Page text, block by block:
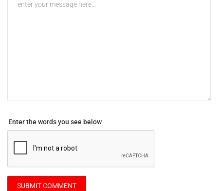
Enter the words you see below